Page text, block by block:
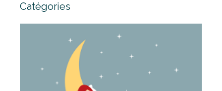
Catégories